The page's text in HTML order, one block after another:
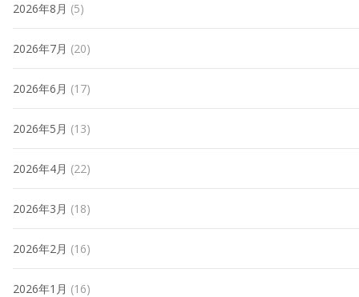
2026年8月 (5)
2026年7月 (20)
2026年6月 (17)
2026年5月 (13)
2026年4月 (22)
2026年3月 (18)
2026年2月 (16)
2026年1月 (16)